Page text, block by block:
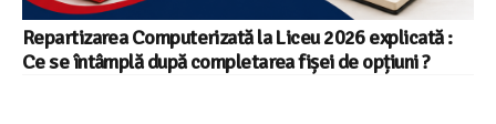
Repartizarea Computerizată la Liceu 2026 explicată :
Ce se întâmplă după completarea fișei de opțiuni ?